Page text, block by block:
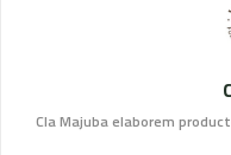
Cla Majuba elaborem